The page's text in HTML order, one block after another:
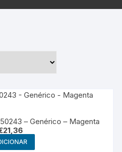
– Genérico – Magenta
21,36